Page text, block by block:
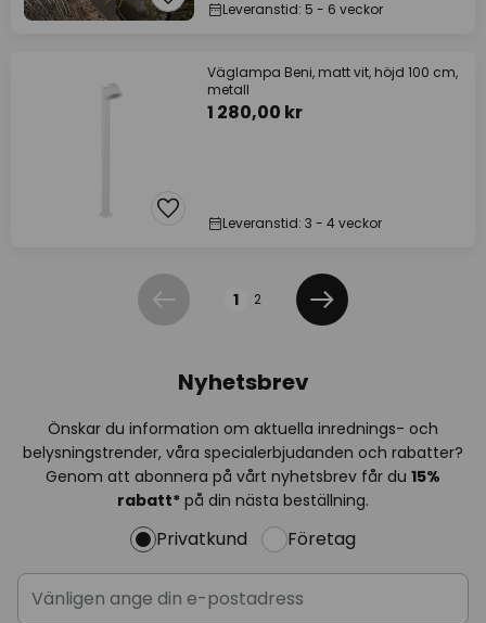
Leveranstid: 5 - 6 veckor
Väglampa Beni, matt vit, höjd 100 cm,
metall
1 280,00 kr
Leveranstid: 3 - 4 veckor
Föregående
1 2
Nästa
Nyhetsbrev
Önskar du information om aktuella inrednings- och
belysningstrender, våra specialerbjudanden och rabatter?
Genom att abonnera på vårt nyhetsbrev får du 15%
rabatt* på din nästa beställning.
Privatkund Företag